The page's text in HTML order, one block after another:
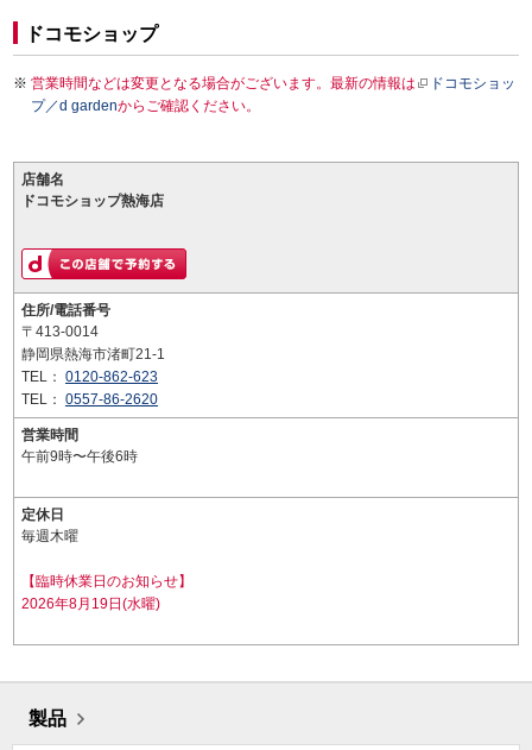
ドコモショップ
営業時間などは変更となる場合がございます。最新の情報は
ドコモショッ
プ／d gardenからご確認ください。
店舗名
ドコモショップ熱海店
住所/電話番号
〒413-0014
静岡県熱海市渚町21-1
TEL： 0120-862-623
TEL： 0557-86-2620
営業時間
午前9時〜午後6時
定休日
毎週木曜
【臨時休業日のお知らせ】
2026年8月19日(水曜)
製品